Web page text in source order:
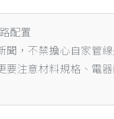
配置
聞，不禁擔心自家管
要注意材料規格、電